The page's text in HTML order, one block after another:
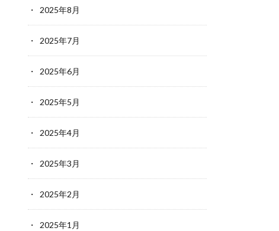
2025年8月
2025年7月
2025年6月
2025年5月
2025年4月
2025年3月
2025年2月
2025年1月